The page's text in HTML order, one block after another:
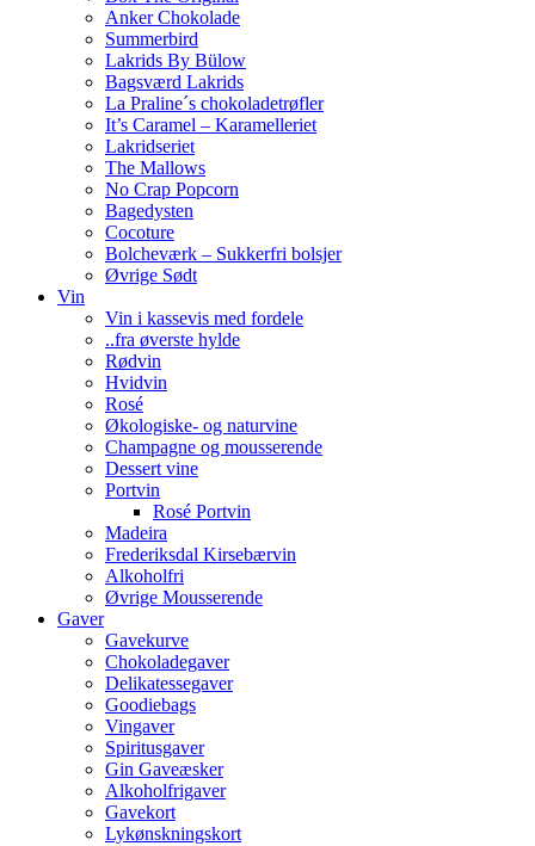
Anker Chokolade
Summerbird
Lakrids By Bülow
Bagsværd Lakrids
La Praline´s chokoladetrøfler
It’s Caramel – Karamelleriet
Lakridseriet
The Mallows
No Crap Popcorn
Bagedysten
Cocoture
Bolcheværk – Sukkerfri bolsjer
Øvrige Sødt
Vin
Vin i kassevis med fordele
..fra øverste hylde
Rødvin
Hvidvin
Rosé
Økologiske- og naturvine
Champagne og mousserende
Dessert vine
Portvin
Rosé Portvin
Madeira
Frederiksdal Kirsebærvin
Alkoholfri
Øvrige Mousserende
Gaver
Gavekurve
Chokoladegaver
Delikatessegaver
Goodiebags
Vingaver
Spiritusgaver
Gin Gaveæsker
Alkoholfrigaver
Gavekort
Lykønskningskort